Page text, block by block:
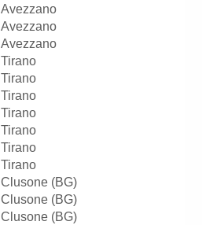
Avezzano
Avezzano
Avezzano
Tirano
Tirano
Tirano
Tirano
Tirano
Tirano
Tirano
Clusone (BG)
Clusone (BG)
Clusone (BG)